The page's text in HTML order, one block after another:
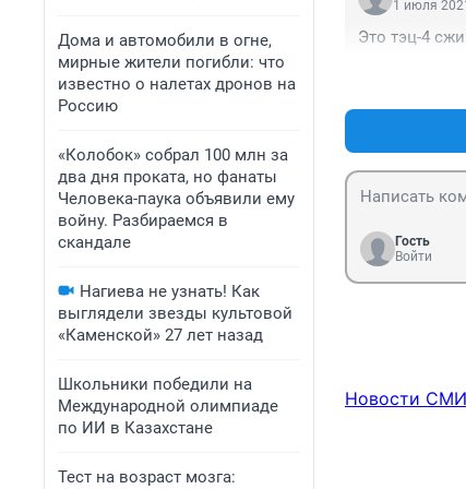
Дома и автомобили в огне,
мирные жители погибли: что
известно о налетах дронов на
Россию
«Колобок» собрал 100 млн за
два дня проката, но фанаты
Человека-паука объявили ему
войну. Разбираемся в
скандале
Нагиева не узнать! Как
выглядели звезды культовой
«Каменской» 27 лет назад
Школьники победили на
Международной олимпиаде
по ИИ в Казахстане
Тест на возраст мозга:
1 июля
Это тэц-4
Гость
Войти
Новости